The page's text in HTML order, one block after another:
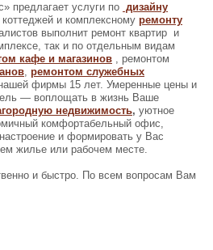
предлагает услуги по дизайну
и комплексному ремонту
выполнит ремонт квартир и
так и по отдельным видам
кафе и магазинов , ремонтом
, ремонтом служебных
фирмы 15 лет. Умеренные цены и
— воплощать в жизнь Ваше
недвижимость, уютное
комфортабельный офис,
и формировать у Вас
жилье или рабочем месте.
и быстро. По всем вопросам Вам